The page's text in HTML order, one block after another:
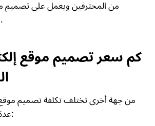
من المحترفين ويعمل على تصميم
العملاء بجودة عالية.
كم سعر تصميم موقع
من جهة أخرى تختلف تكلفة تصميم موقع
عدة عوامل، من أهمها: